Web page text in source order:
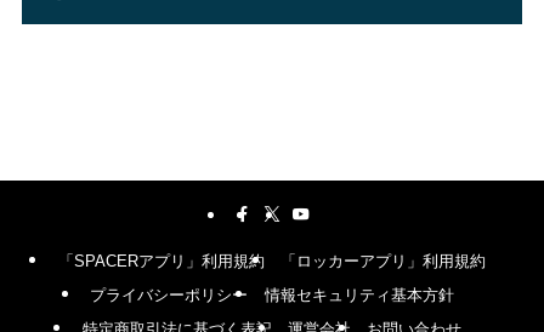
「SPACERアプリ」利用規約
「ロッカーアプリ」利用規約
プライバシーポリシー
情報セキュリティ基本方針